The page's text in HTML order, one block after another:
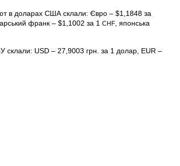
в доларах США склали: Євро – $1,1848 за
франк – $1,1002 за 1 CHF , японська
склали: USD – 27,9003 грн. за 1 долар, EUR –